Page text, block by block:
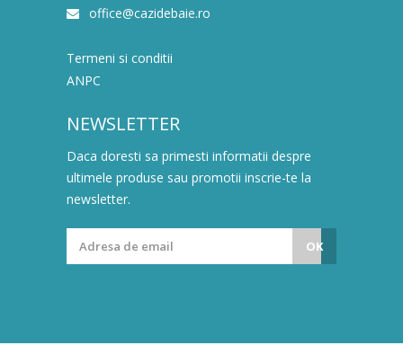
office@cazidebaie.ro
Termeni si conditii
ANPC
NEWSLETTER
Daca doresti sa primesti informatii despre
ultimele produse sau promotii inscrie-te la
newsletter.
OK